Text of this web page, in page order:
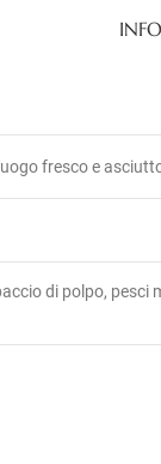
fresco e
di polpo, pesci